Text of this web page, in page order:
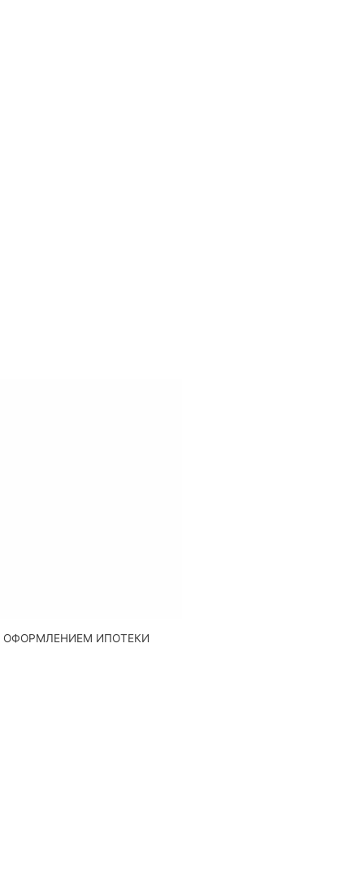
ОФОРМЛЕНИЕМ ИПОТЕКИ